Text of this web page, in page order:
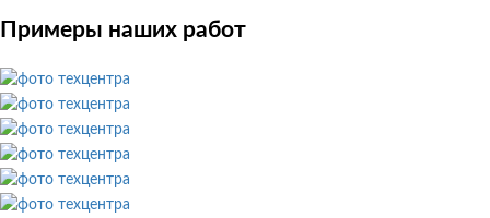
Примеры наших работ